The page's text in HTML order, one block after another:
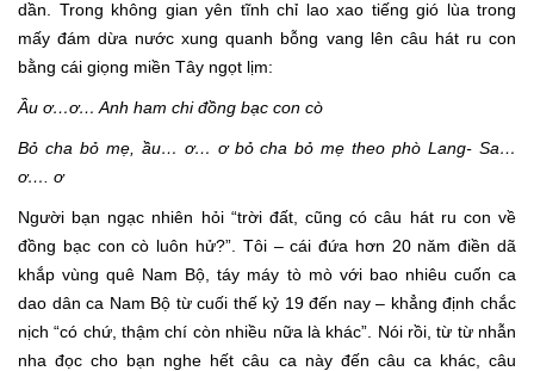
dần. Trong không gian yên tĩnh chỉ lao xao tiếng gió lùa trong
mấy đám dừa nước xung quanh bỗng vang lên câu hát ru con
bằng cái giọng miền Tây ngọt lịm:
Ầu ơ…ơ… Anh ham chi đồng bạc con cò
Bỏ cha bỏ mẹ, ầu… ơ… ơ bỏ cha bỏ mẹ theo phò Lang- Sa…
ơ…. ơ
Người bạn ngạc nhiên hỏi “trời đất, cũng có câu hát ru con về
đồng bạc con cò luôn hử?”. Tôi – cái đứa hơn 20 năm điền dã
khắp vùng quê Nam Bộ, táy máy tò mò với bao nhiêu cuốn ca
dao dân ca Nam Bộ từ cuối thế kỷ 19 đến nay – khẳng định chắc
nịch “có chứ, thậm chí còn nhiều nữa là khác”. Nói rồi, từ từ nhẫn
nha đọc cho bạn nghe hết câu ca này đến câu ca khác, câu